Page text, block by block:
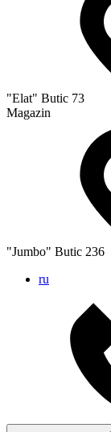
"Elat" Butic 73
Magazin
"Jumbo" Butic 236
ru